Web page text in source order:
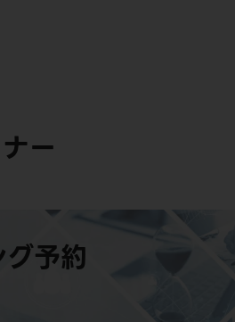
ー
予約